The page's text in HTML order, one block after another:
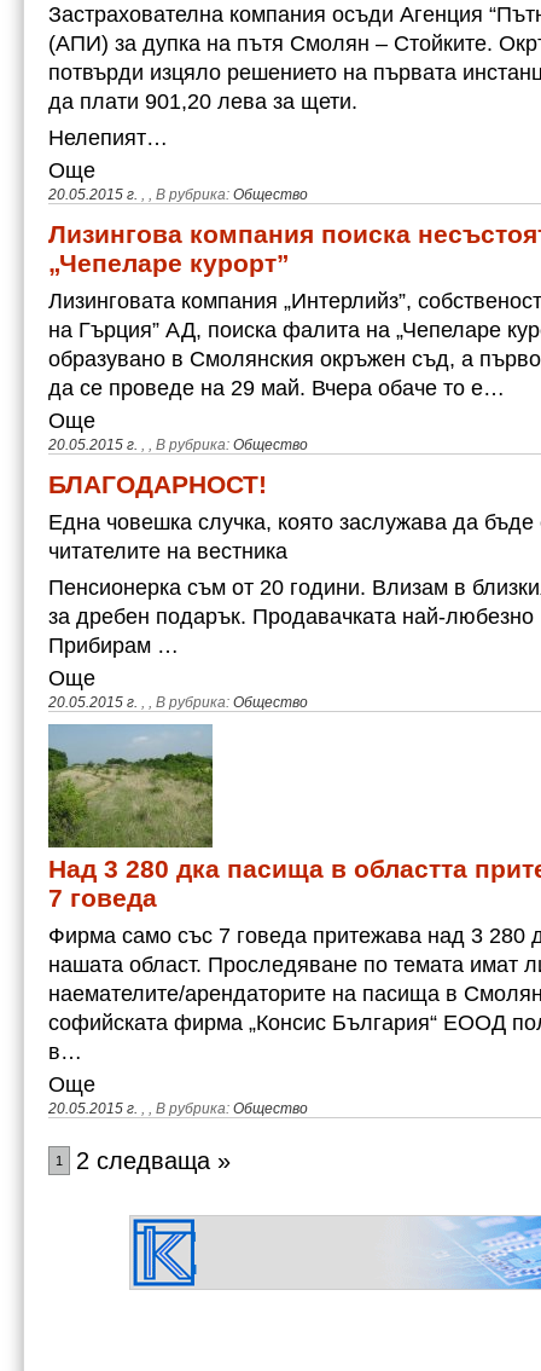
Застрахователна компания осъди Агенция
(АПИ) за дупка на пътя Смолян – Стойките.
потвърди изцяло решението на първата
да плати 901,20 лева за щети.
Нелепият…
20.05.2015 г. , , В рубрика: Общество
Още
Лизингова компания поиска
„Чепеларе курорт”
Лизинговата компания „Интерлийз”,
на Гърция” АД, поиска фалита на „Чепеларе
образувано в Смолянския окръжен съд, а
да се проведе на 29 май. Вчера обаче то е…
20.05.2015 г. , , В рубрика: Общество
Още
БЛАГОДАРНОСТ!
Една човешка случка, която заслужава да бъде
читателите на вестника
Пенсионерка съм от 20 години. Влизам в
за дребен подарък. Продавачката най-
Прибирам …
20.05.2015 г. , , В рубрика: Общество
Още
Над 3 280 дка пасища в областта
7 говеда
Фирма само със 7 говеда притежава над 3 280
нашата област. Проследяване по темата имат
наемателите/арендаторите на пасища в
софийската фирма „Консис България“ ЕООД
в…
20.05.2015 г. , , В рубрика: Общество
Още
1 2 следваща »